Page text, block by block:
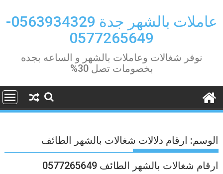
content
عاملات بالشهر جدة 0563934329-
0577265649
نوفر شغالات وعاملات بالشهر و الساعه بجده
بخصومات تصل 30%
الوسم: ارقام دلالات شغالات بالشهر الطائف
ارقام شغالات بالشهر الطائف 0577265649